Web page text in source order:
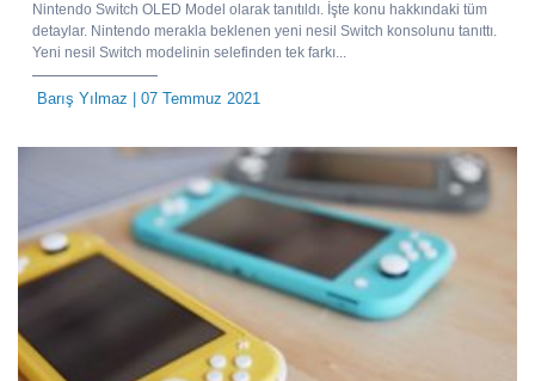
Nintendo Switch OLED Model olarak tanıtıldı. İşte konu hakkındaki tüm
detaylar. Nintendo merakla beklenen yeni nesil Switch konsolunu tanıttı.
Yeni nesil Switch modelinin selefinden tek farkı...
Barış Yılmaz | 07 Temmuz 2021